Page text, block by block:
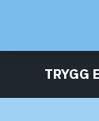
TRYGG